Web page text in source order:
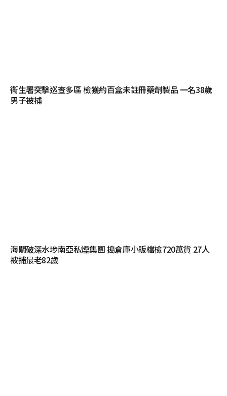
衞生署突擊巡查多區 檢獲約百盒未註冊藥劑製品 一名38歲
男子被捕
海關破深水埗南亞私煙集團 搗倉庫小販檔檢720萬貨 27人
被捕最老82歲